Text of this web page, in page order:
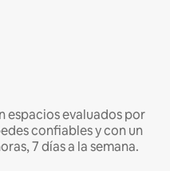
espacios evaluados por
confiables y con un
7 días a la semana.